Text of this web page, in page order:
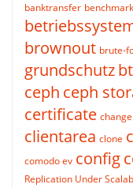
banktransfer benchmark
brownout brute-
grundschutz
ceph ceph
certificate change
clientarea clone
comodo ev config
Replication Under